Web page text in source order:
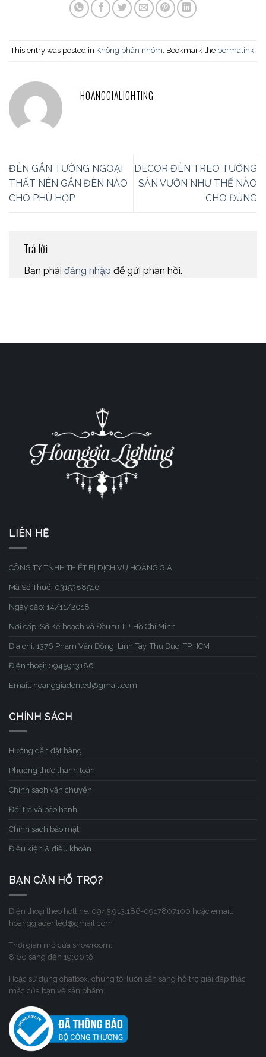
This entry was posted in Không phân nhóm . Bookmark the permalink.
HOANGGIALIGHTING
ĐÈN GẮN TƯỜNG NGOẠI
THẤT NÊN GẮN ĐÈN NÀO
CHO PHÙ HỢP
DECOR ĐÈN TREO TƯỜNG
SÂN VƯỜN NHƯ THẾ NÀO
CHO ĐÚNG
Trả lời
Bạn phải đăng nhập để gửi phản hồi.
LIÊN HỆ
CÔNG TY TNHH THIẾT BỊ DỊCH VỤ HOÀNG GIA
Mã Số Thuế: 0315388516
Ngày cấp: 14/11/2018
Nơi cấp: Sở Kế hoạch và Đầu tư TP. Hồ Chí Minh
Địa chỉ: 1376 Phạm Văn Đồng, Linh Tây, Thủ Đức, TP.HCM
Điện thoại: 0945913186
Email: hoanggiadenled@gmail.com
CHÍNH SÁCH
Hướng dẫn đặt hàng
Phương thức thanh toán
Chính sách vận chuyển
Đổi trả và bảo hành
Chính sách bảo mật
Điều kiện & điều khoản
BẠN CẦN HỖ TRỢ?
Điện thoại theo hotline: 0945.913.186-0917807100 hoặc email:
hoanggiadenled@gmail.com
Thời gian mở cửa showroom:
8:00 sáng đến 19:00 tối
Hoặc sử dụng chatbox, chúng tôi luôn sẳn sàng hỗ trợ giải đáp thắc
mắc của bạn về sản phẩm.